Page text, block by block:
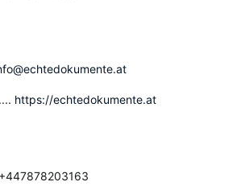
https://echtedokumente.at